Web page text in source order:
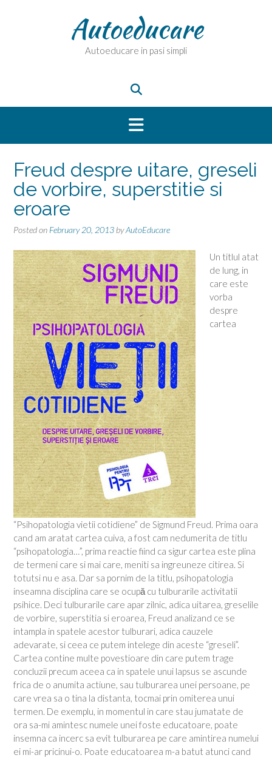
Autoeducare
Autoeducare in pasi simpli
Freud despre uitare, greseli
de vorbire, superstitie si
eroare
Posted on February 20, 2013 byAutoEducare
Un titlul atat
de lung, in
care este
vorba
despre
cartea
“Psihopatologia vietii cotidiene” de Sigmund Freud. Prima oara
cand am aratat cartea cuiva, a fost cam nedumerita de titlu
“psihopatologia…”, prima reactie fiind ca sigur cartea este plina
de termeni care si mai care, meniti sa ingreuneze citirea. Si
totutsi nu e asa. Dar sa pornim de la titlu, psihopatologia
inseamna disciplina care se ocupă cu tulburarile activitatii
psihice. Deci tulburarile care apar zilnic, adica uitarea, greselile
de vorbire, superstitia si eroarea, Freud analizand ce se
intampla in spatele acestor tulburari, adica cauzele
adevarate, si ceea ce putem intelege din aceste “greseli”.
Cartea contine multe povestioare din care putem trage
concluzii precum aceea ca in spatele unui lapsus se ascunde
frica de o anumita actiune, sau tulburarea unei persoane, pe
care vrea sa o tina la distanta, tocmai prin omiterea unui
termen. De exemplu, in momentul in care stau jumatate de
ora sa-mi amintesc numele unei foste educatoare, poate
insemna ca incerc sa evit tulburarea pe care amintirea numelui
ei mi-ar pricinui-o. Poate educatoarea m-a batut atunci cand